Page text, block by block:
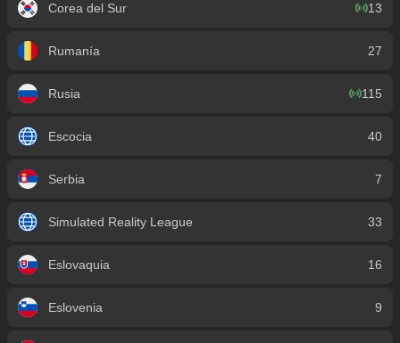
Corea del Sur 13
Rumanía 27
Rusia 115
Escocia 40
Serbia 7
Simulated Reality League 33
Eslovaquia 16
Eslovenia 9